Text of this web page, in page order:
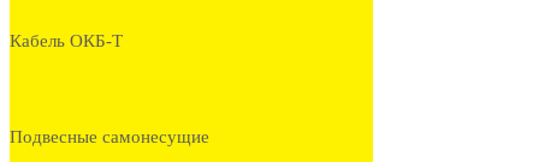
Кабель ОКБ-Т
Подвесные самонесущие